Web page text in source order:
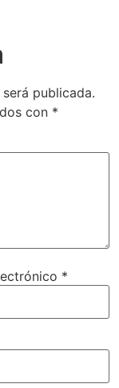
publicada.
con *
*